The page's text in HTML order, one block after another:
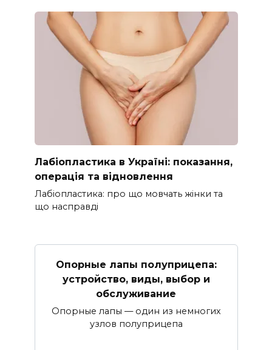
Лабіопластика в Україні: показання,
операція та відновлення
Лабіопластика: про що мовчать жінки та
що насправді
Опорные лапы полуприцепа:
устройство, виды, выбор и
обслуживание
Опорные лапы — один из немногих
узлов полуприцепа